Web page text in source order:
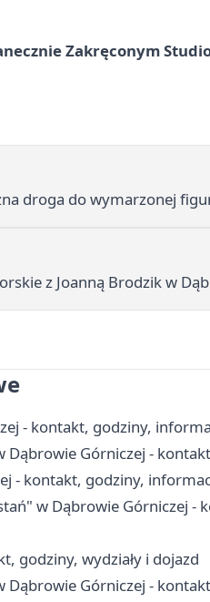
Zakręconym
droga do wymarzonej
z Joanną Brodzik w
- kontakt, godziny,
Górniczej -
- kontakt, godziny,
w Dąbrowie Górniczej -
godziny, wydziały i dojazd
Górniczej -